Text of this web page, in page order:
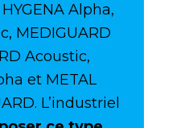
Alpha,
MEDIGUARD
Acoustic,
et METAL
L’industriel